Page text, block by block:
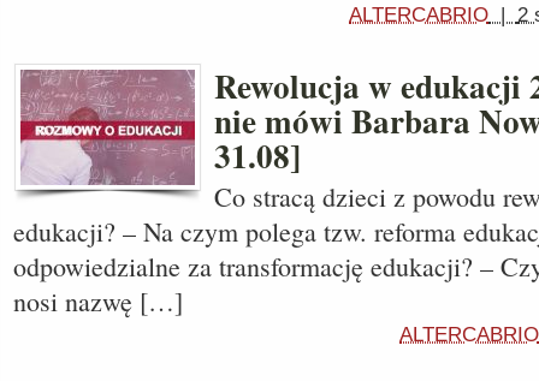
ALTERCABRIO | 2
Rewolucja w edukacji
nie mówi Barbara
31.08]
Co stracą dzieci z powodu
edukacji? – Na czym polega tzw. reforma
odpowiedzialne za transformację edukacji? –
nosi nazwę […]
ALTERCABRIO